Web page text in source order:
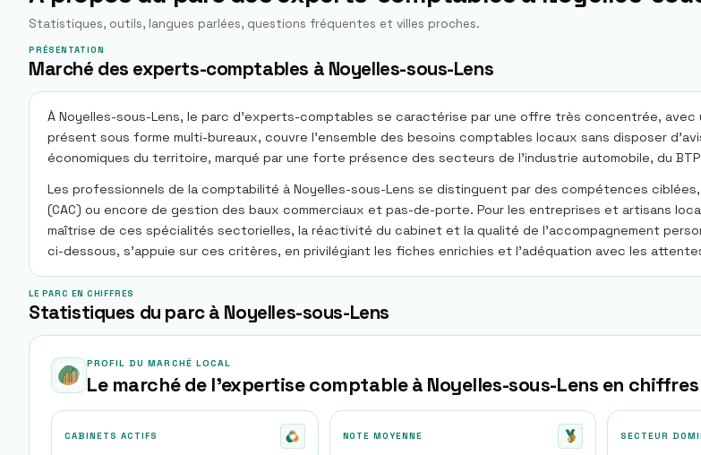
Statistiques, outils, langues parlées, questions fréquentes et villes proches.
PRÉSENTATION
Marché des experts-comptables à Noyelles-sous-Lens
À Noyelles-sous-Lens, le parc d'experts-comptables se caractérise par une offre très concentrée,
présent sous forme multi-bureaux, couvre l'ensemble des besoins comptables locaux sans disposer
économiques du territoire, marqué par une forte présence des secteurs de l'industrie automobile, du
Les professionnels de la comptabilité à Noyelles-sous-Lens se distinguent par des compétences
(CAC) ou encore de gestion des baux commerciaux et pas-de-porte. Pour les entreprises et artisans
maîtrise de ces spécialités sectorielles, la réactivité du cabinet et la qualité de l'accompagnement
ci-dessous, s'appuie sur ces critères, en privilégiant les fiches enrichies et l'adéquation avec les
LE PARC EN CHIFFRES
Statistiques du parc à Noyelles-sous-Lens
PROFIL DU MARCHÉ LOCAL
Le marché de l'expertise comptable à Noyelles-sous-Lens en chiffres
CABINETS ACTIFS NOTE MOYENNE SECTEUR